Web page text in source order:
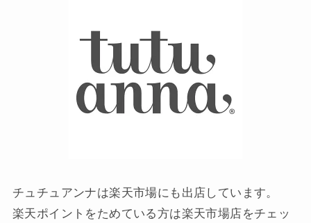
チュチュアンナは楽天市場にも出店しています。
楽天ポイントをためている方は楽天市場店をチェッ